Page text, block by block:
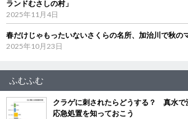
ランドむさしの村」
2025年11月4日
春だけじゃもったいないさくらの名所、加治川で秋の
2025年10月23日
ふむふむ
クラゲに刺されたらどうする？ 真水で
応急処置を知っておこう